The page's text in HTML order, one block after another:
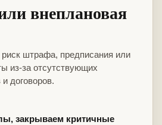
внеплановая
риск штрафа, предписания или
из-за отсутствующих
договоров.
закрываем критичные